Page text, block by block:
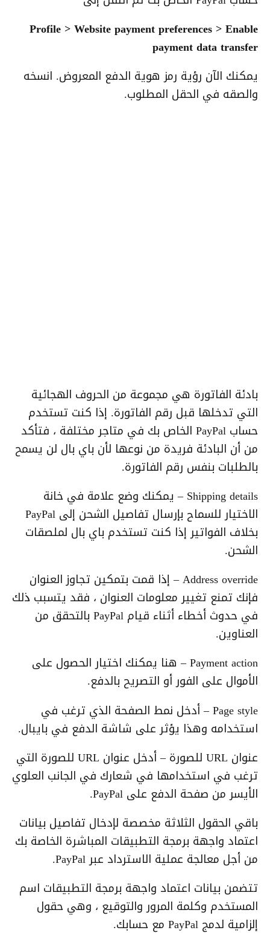
Profile > Website payment preferences > Enable
payment data transfer
يمكنك الآن رؤية رمز هوية الدفع المعروض. انسخه
والصقه في الحقل المطلوب.
بادئة الفاتورة هي مجموعة من الحروف الهجائية
التي تدخلها قبل رقم الفاتورة. إذا كنت تستخدم
حساب PayPal الخاص بك في متاجر مختلفة ، فتأكد
من أن البادئة فريدة من نوعها لأن باي بال لن يسمح
بالطلبات بنفس رقم الفاتورة.
Shipping details – يمكنك وضع علامة في خانة
الاختيار للسماح بإرسال تفاصيل الشحن إلى PayPal
بخلاف الفواتير إذا كنت تستخدم باي بال لملصقات
الشحن.
Address override – إذا قمت بتمكين تجاوز العنوان
فإنك تمنع تغيير معلومات العنوان ، فقد يتسبب ذلك
في حدوث أخطاء أثناء قيام PayPal بالتحقق من
العناوين.
Payment action – هنا يمكنك اختيار الحصول على
الأموال على الفور أو التصريح بالدفع.
Page style – أدخل نمط الصفحة الذي ترغب في
استخدامه وهذا يؤثر على شاشة الدفع في بايبال.
عنوان URL للصورة – أدخل عنوان URL للصورة التي
ترغب في استخدامها في شعارك في الجانب العلوي
الأيسر من صفحة الدفع على PayPal.
باقي الحقول الثلاثة مخصصة لإدخال تفاصيل بيانات
اعتماد واجهة برمجة التطبيقات المباشرة الخاصة بك
من أجل معالجة عملية الاسترداد عبر PayPal.
تتضمن بيانات اعتماد واجهة برمجة التطبيقات اسم
المستخدم وكلمة المرور والتوقيع ، وهي حقول
إلزامية لدمج PayPal مع حسابك.